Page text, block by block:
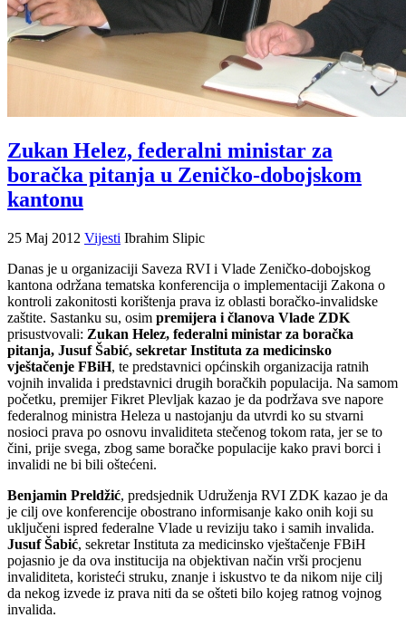
Zukan Helez, federalni ministar za
boračka pitanja u Zeničko-dobojskom
kantonu
25 Maj 2012 Vijesti Ibrahim Slipic
Danas je u organizaciji Saveza RVI i Vlade Zeničko-dobojskog
kantona održana tematska konferencija o implementaciji Zakona o
kontroli zakonitosti korištenja prava iz oblasti boračko-invalidske
zaštite. Sastanku su, osim premijera i članova Vlade ZDK
prisustvovali: Zukan Helez, federalni ministar za boračka
pitanja, Jusuf Šabić, sekretar Instituta za medicinsko
vještačenje FBiH, te predstavnici općinskih organizacija ratnih
vojnih invalida i predstavnici drugih boračkih populacija. Na samom
početku, premijer Fikret Plevljak kazao je da podržava sve napore
federalnog ministra Heleza u nastojanju da utvrdi ko su stvarni
nosioci prava po osnovu invaliditeta stečenog tokom rata, jer se to
čini, prije svega, zbog same boračke populacije kako pravi borci i
invalidi ne bi bili oštećeni.
Benjamin Preldžić, predsjednik Udruženja RVI ZDK kazao je da
je cilj ove konferencije obostrano informisanje kako onih koji su
uključeni ispred federalne Vlade u reviziju tako i samih invalida.
Jusuf Šabić, sekretar Instituta za medicinsko vještačenje FBiH
pojasnio je da ova institucija na objektivan način vrši procjenu
invaliditeta, koristeći struku, znanje i iskustvo te da nikom nije cilj
da nekog izvede iz prava niti da se ošteti bilo kojeg ratnog vojnog
invalida.